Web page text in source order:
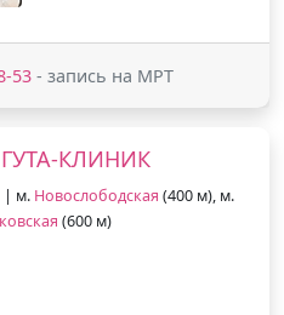
53 - запись на МРТ
КЛИНИК
| м. Новослободская (400 м), м.
(600 м)